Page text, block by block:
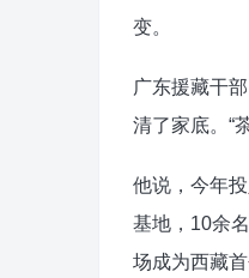
变。
广东援藏干
清了家底。“
他说，今年
基地，10余
场成为西藏